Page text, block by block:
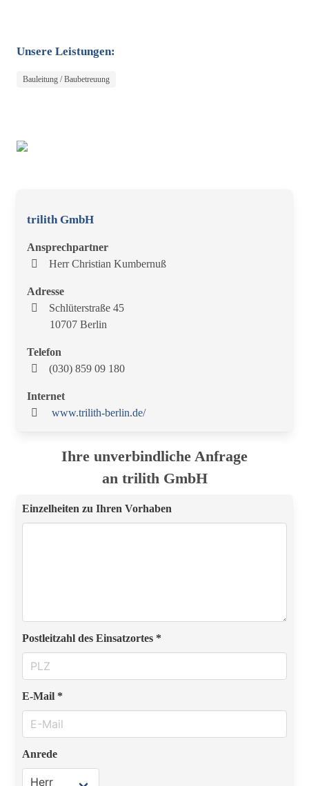
Unsere Leistungen:
Bauleitung / Baubetreuung
trilith GmbH
Ansprechpartner
Herr Christian Kumbernuß
Adresse
Schlüterstraße 45
10707 Berlin
Telefon
(030) 859 09 180
Internet
www.trilith-berlin.de/
Ihre unverbindliche Anfrage
an trilith GmbH
Einzelheiten zu Ihren Vorhaben
Postleitzahl des Einsatzortes *
E-Mail *
Anrede